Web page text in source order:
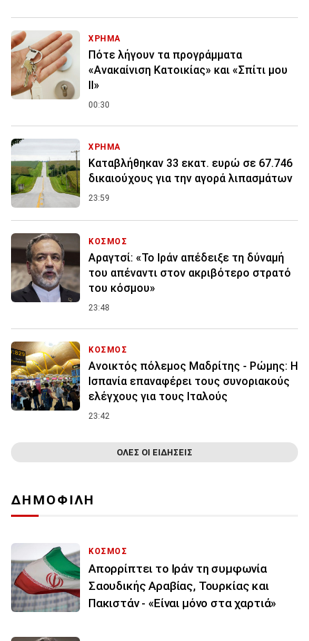
ΧΡΗΜΑ
Πότε λήγουν τα προγράμματα
«Ανακαίνιση Κατοικίας» και «Σπίτι μου
ΙΙ»
00:30
ΧΡΗΜΑ
Καταβλήθηκαν 33 εκατ. ευρώ σε 67.746
δικαιούχους για την αγορά λιπασμάτων
23:59
ΚΟΣΜΟΣ
Αραγτσί: «Το Ιράν απέδειξε τη δύναμή
του απέναντι στον ακριβότερο στρατό
του κόσμου»
23:48
ΚΟΣΜΟΣ
Ανοικτός πόλεμος Μαδρίτης - Ρώμης: Η
Ισπανία επαναφέρει τους συνοριακούς
ελέγχους για τους Ιταλούς
23:42
ΟΛΕΣ ΟΙ ΕΙΔΗΣΕΙΣ
ΔΗΜΟΦΙΛΗ
ΚΟΣΜΟΣ
Απορρίπτει το Ιράν τη συμφωνία
Σαουδικής Αραβίας, Τουρκίας και
Πακιστάν - «Είναι μόνο στα χαρτιά»